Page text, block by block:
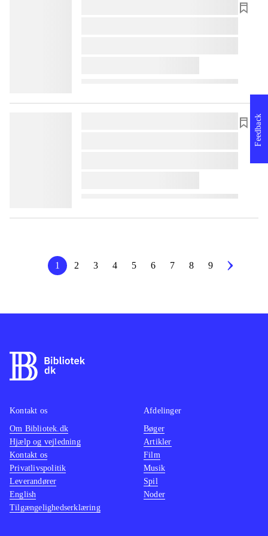
lorem ipsum dolor sit amet ...
lorem ipsum dolor sit amet ...
lorem ipsum dolor sit amet ...
lorem ipsum dolor sit amet ...
1 2 3 4 5 6 7 8 9
Feedback
Kontakt os
Om Bibliotek.dk
Hjælp og vejledning
Kontakt os
Privatlivspolitik
Leverandører
English
Tilgængelighedserklæring
Afdelinger
Bøger
Artikler
Film
Musik
Spil
Noder